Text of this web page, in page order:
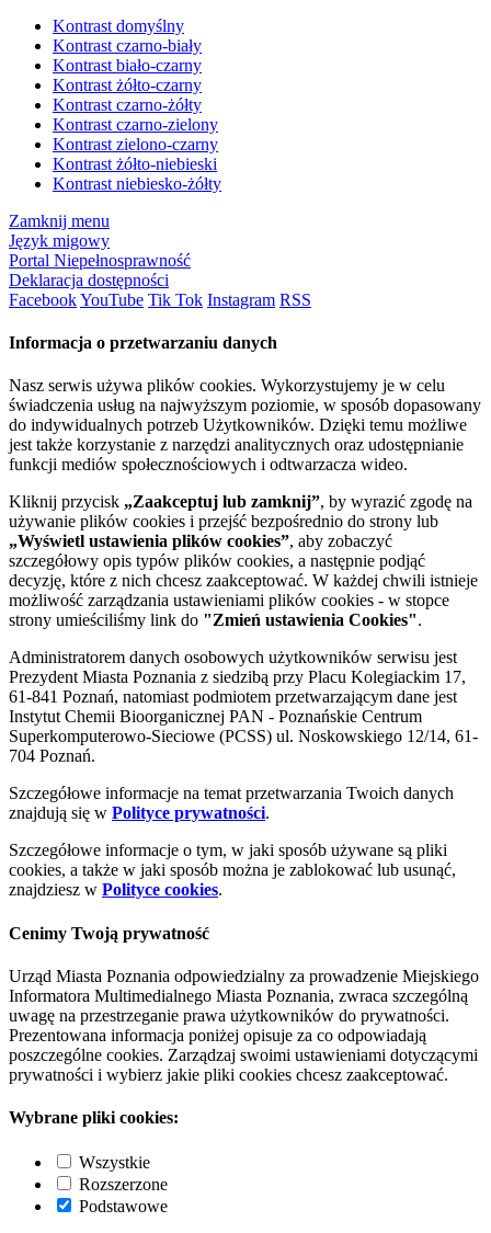
Kontrast domyślny
Kontrast czarno-biały
Kontrast biało-czarny
Kontrast żółto-czarny
Kontrast czarno-żółty
Kontrast czarno-zielony
Kontrast zielono-czarny
Kontrast żółto-niebieski
Kontrast niebiesko-żółty
Zamknij menu
Język migowy
Portal Niepełnosprawność
Deklaracja dostępności
FacebookYouTube Tik Tok Instagram RSS
Informacja o przetwarzaniu danych
Nasz serwis używa plików cookies. Wykorzystujemy je w celu
świadczenia usług na najwyższym poziomie, w sposób dopasowany
do indywidualnych potrzeb Użytkowników. Dzięki temu możliwe
jest także korzystanie z narzędzi analitycznych oraz udostępnianie
funkcji mediów społecznościowych i odtwarzacza wideo.
Kliknij przycisk „Zaakceptuj lub zamknij”, by wyrazić zgodę na
używanie plików cookies i przejść bezpośrednio do strony lub
„Wyświetl ustawienia plików cookies”, aby zobaczyć
szczegółowy opis typów plików cookies, a następnie podjąć
decyzję, które z nich chcesz zaakceptować. W każdej chwili istnieje
możliwość zarządzania ustawieniami plików cookies - w stopce
strony umieściliśmy link do "Zmień ustawienia Cookies".
Administratorem danych osobowych użytkowników serwisu jest
Prezydent Miasta Poznania z siedzibą przy Placu Kolegiackim 17,
61-841 Poznań, natomiast podmiotem przetwarzającym dane jest
Instytut Chemii Bioorganicznej PAN - Poznańskie Centrum
Superkomputerowo-Sieciowe (PCSS) ul. Noskowskiego 12/14, 61-
704 Poznań.
Szczegółowe informacje na temat przetwarzania Twoich danych
znajdują się w Polityce prywatności.
Szczegółowe informacje o tym, w jaki sposób używane są pliki
cookies, a także w jaki sposób można je zablokować lub usunąć,
znajdziesz w Polityce cookies.
Cenimy Twoją prywatność
Urząd Miasta Poznania odpowiedzialny za prowadzenie Miejskiego
Informatora Multimedialnego Miasta Poznania, zwraca szczególną
uwagę na przestrzeganie prawa użytkowników do prywatności.
Prezentowana informacja poniżej opisuje za co odpowiadają
poszczególne cookies. Zarządzaj swoimi ustawieniami dotyczącymi
prywatności i wybierz jakie pliki cookies chcesz zaakceptować.
Wybrane pliki cookies:
Wszystkie
Rozszerzone
Podstawowe